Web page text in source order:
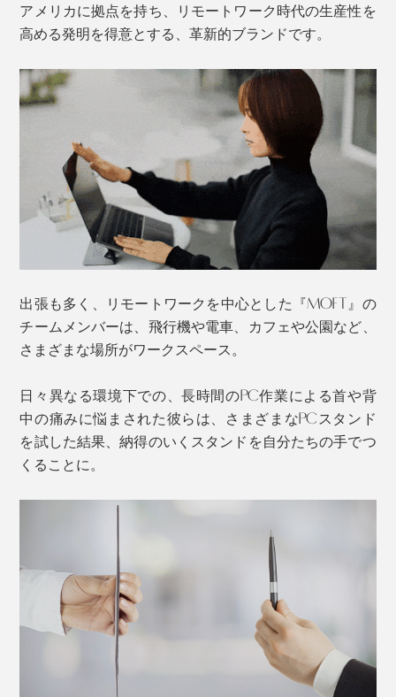
を持ち歩いている煩わしさも皆無。
いつものPCスリーブに引っかかることなく収納もでき
ちゃいます。
本品は、ノートパソコンに直接貼り付ける粘着タイプ。
その粘着面には、何度でも付け外しが可能な「リムーバ
ブルグルー」を採用しています。
オフィスデスク、自宅のダイニングテーブルやカフェテ
ーブルでのPC作業時に嬉しい、25°の傾斜。
モニターの見やすさも向上し、姿勢がしっかりと伸びる
高さです。膝の上でちょっとPC作業をしたい時にもお
すすめです。
サイドから『MOFT』の両端に指を掛けて引き出すだけ
の簡単セッティング。
慣れれば、パソコンを開く時と変わらない素早さで、ノ
ールック展開できちゃいます。
※写真は旧デザインのため、お届けるす商品とは若干質感の違いがあります。
万が一お茶やコーヒーをこぼしても、サッと拭くだけで
OKな撥水素材。毎日ガシガシ使ってもキレイを保ちや
すく、面倒なお手入れも要りません。
本品は、キズが付きにくく、汚れも目立ちにくい表面仕
上げの「シルバーグレー」と「スペースグレー」。
11.6〜16インチの画面サイズのノートパソコンに対応
しており、iPad Proにも貼り付け可能です。
アメリカに拠点を持ち、リモートワーク時代の生産性を
高める発明を得意とする、革新的ブランドです。
出張も多く、リモートワークを中心とした『MOFT』の
チームメンバーは、飛行機や電車、カフェや公園など、
さまざまな場所がワークスペース。
日々異なる環境下での、長時間のPC作業による首や背
中の痛みに悩まされた彼らは、さまざまなPCスタンド
を試した結果、納得のいくスタンドを自分たちの手でつ
くることに。